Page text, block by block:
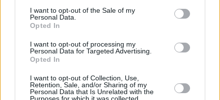
I want to opt-out of the Sale of my
Personal Data.
Opted In
I want to opt-out of processing my
Personal Data for Targeted Advertising.
Opted In
I want to opt-out of Collection, Use,
Retention, Sale, and/or Sharing of my
Personal Data that Is Unrelated with the